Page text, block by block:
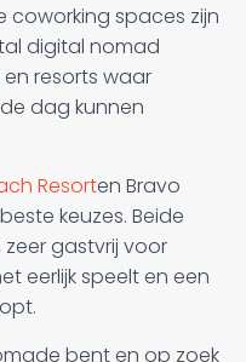
coworking spaces zijn
digital nomad
resorts waar
dag kunnen
Resorten Bravo
keuzes. Beide
gastvrij voor
eerlijk speelt en een
bent en op zoek